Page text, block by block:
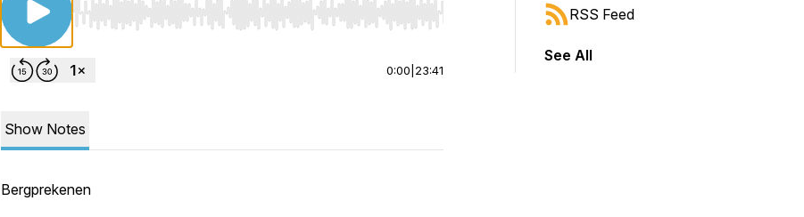
Use Left/Right to seek, Home/End to jump to start or end. Hold shift to jump forward or backward.
0:00 23:41
Show Notes
Bergprekenen
RSS Feed
See All